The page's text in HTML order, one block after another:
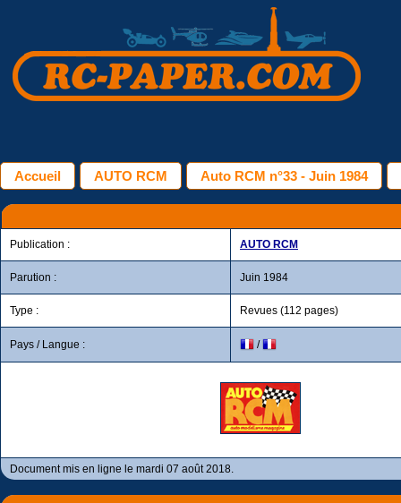
Accueil AUTO RCM Auto RCM n°33 - Juin 1984
Publication : AUTO RCM
Parution : Juin 1984
Type : Revues (112 pages)
Pays / Langue : /
Document mis en ligne le mardi 07 août 2018.